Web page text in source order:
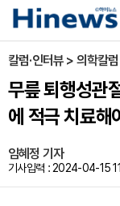
칼럼·인터뷰 > 의학칼럼
무릎 퇴행성관
에 적극 치료해
임혜정 기자
기사입력 : 2024-04-15